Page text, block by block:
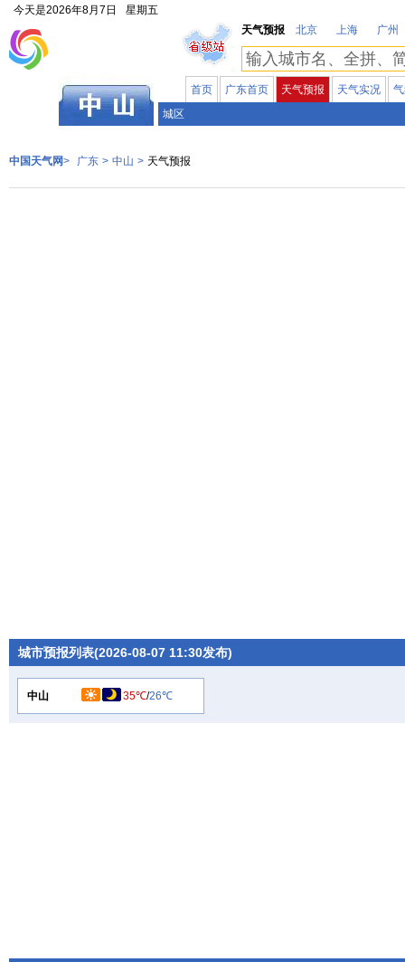
今天是2026年8月7日
星期五
天气预报
北京 上海 广州
首页 广东首页 天气预报 天气实况
城区
中国天气网> 广东 > 中山 > 天气预报
城市预报列表(2026-08-07 11:30发布)
中山 35℃/26℃